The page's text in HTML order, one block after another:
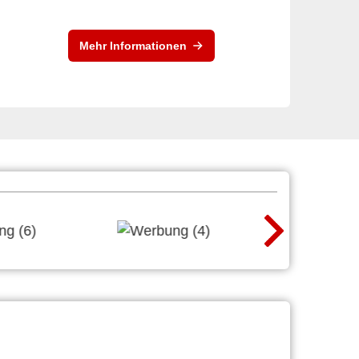
Mehr Informationen